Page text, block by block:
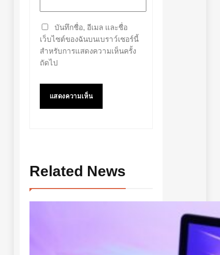
บันทึกชื่อ, อีเมล และชื่อ
เว็บไซต์ของฉันบนเบราว์เซอร์นี้
สำหรับการแสดงความเห็นครั้ง
ถัดไป
Related News